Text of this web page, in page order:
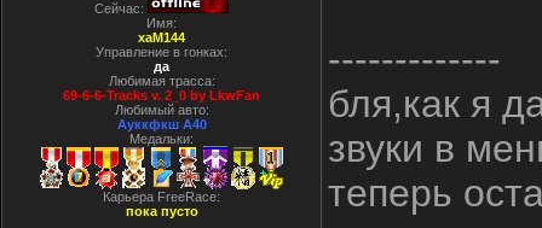
Сейчас:
Имя:
xaM144
Управление в гонках:
да
Любимая трасса:
69-6-6-Tracks v. 2_0 by LkwFan
Любимый авто:
Ауккфкш А40
Медальки:
Карьера FreeRace:
пока пусто
-------------
бля,как я
звуки в
теперь